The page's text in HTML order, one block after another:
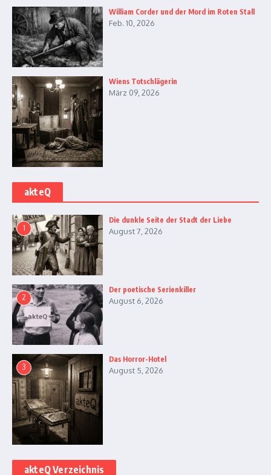
William Corder und der Mord im Roten Stall
Feb. 10, 2026
Wiens Totschlägerin
März 09, 2026
akteQ
1
Die dunkle Seite der Stadt der Liebe
August 7, 2026
2
Der poetische Serienkiller
August 6, 2026
3
Das Horror-Hotel
August 5, 2026
akteQ Verzeichnis